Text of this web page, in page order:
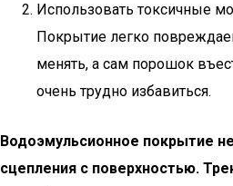
Использовать токсичные
Покрытие легко
менять, а сам порошок
очень трудно избавиться.
Водоэмульсионное покрытие
сцепления с поверхностью.